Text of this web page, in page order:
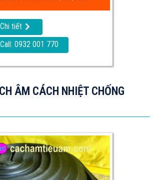
Chi tiết
Call: 0932 001 770
ÂM CÁCH NHIỆT CHỐNG